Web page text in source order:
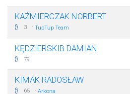
KAŹMIERCZAK NORBERT
3 · TupTup Team
KĘDZIERSKIB DAMIAN
79
KIMAK RADOSŁAW
65 · Arkona